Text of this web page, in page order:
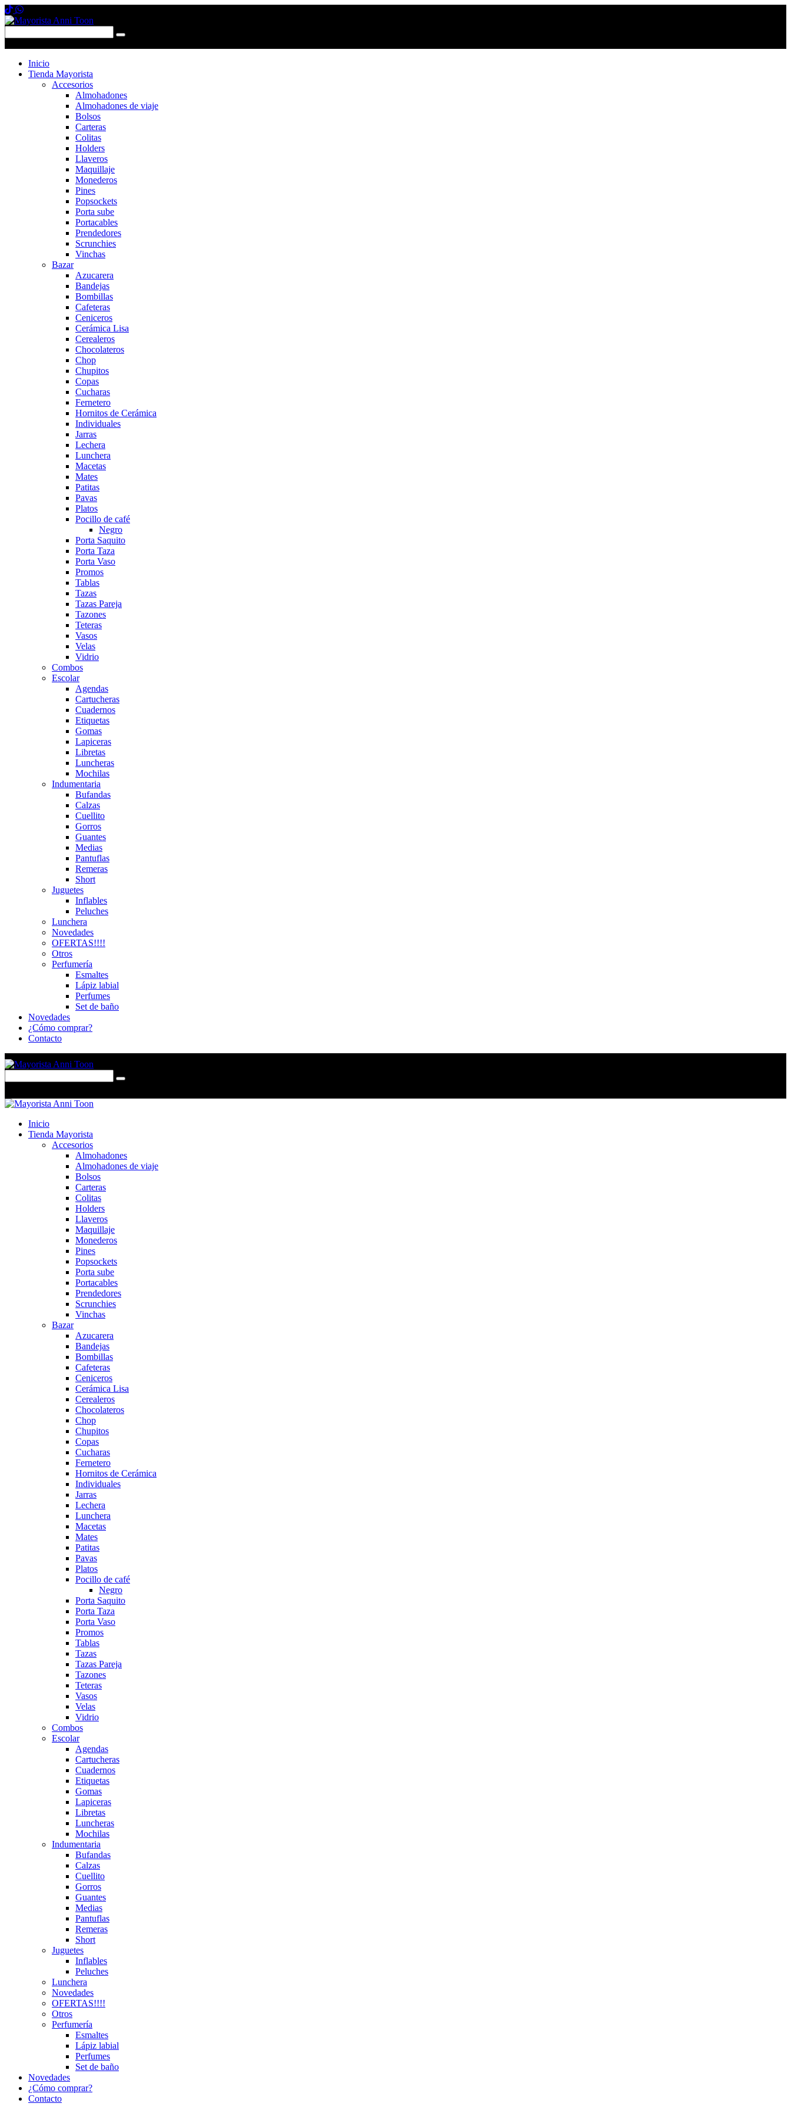
Inicio
Tienda Mayorista
Accesorios
Almohadones
Almohadones de viaje
Bolsos
Carteras
Colitas
Holders
Llaveros
Maquillaje
Monederos
Pines
Popsockets
Porta sube
Portacables
Prendedores
Scrunchies
Vinchas
Bazar
Azucarera
Bandejas
Bombillas
Cafeteras
Ceniceros
Cerámica Lisa
Cerealeros
Chocolateros
Chop
Chupitos
Copas
Cucharas
Fernetero
Hornitos de Cerámica
Individuales
Jarras
Lechera
Lunchera
Macetas
Mates
Patitas
Pavas
Platos
Pocillo de café
Negro
Porta Saquito
Porta Taza
Porta Vaso
Promos
Tablas
Tazas
Tazas Pareja
Tazones
Teteras
Vasos
Velas
Vidrio
Combos
Escolar
Agendas
Cartucheras
Cuadernos
Etiquetas
Gomas
Lapiceras
Libretas
Luncheras
Mochilas
Indumentaria
Bufandas
Calzas
Cuellito
Gorros
Guantes
Medias
Pantuflas
Remeras
Short
Juguetes
Inflables
Peluches
Lunchera
Novedades
OFERTAS!!!!
Otros
Perfumería
Esmaltes
Lápiz labial
Perfumes
Set de baño
Novedades
¿Cómo comprar?
Contacto
Inicio
Tienda Mayorista
Accesorios
Almohadones
Almohadones de viaje
Bolsos
Carteras
Colitas
Holders
Llaveros
Maquillaje
Monederos
Pines
Popsockets
Porta sube
Portacables
Prendedores
Scrunchies
Vinchas
Bazar
Azucarera
Bandejas
Bombillas
Cafeteras
Ceniceros
Cerámica Lisa
Cerealeros
Chocolateros
Chop
Chupitos
Copas
Cucharas
Fernetero
Hornitos de Cerámica
Individuales
Jarras
Lechera
Lunchera
Macetas
Mates
Patitas
Pavas
Platos
Pocillo de café
Negro
Porta Saquito
Porta Taza
Porta Vaso
Promos
Tablas
Tazas
Tazas Pareja
Tazones
Teteras
Vasos
Velas
Vidrio
Combos
Escolar
Agendas
Cartucheras
Cuadernos
Etiquetas
Gomas
Lapiceras
Libretas
Luncheras
Mochilas
Indumentaria
Bufandas
Calzas
Cuellito
Gorros
Guantes
Medias
Pantuflas
Remeras
Short
Juguetes
Inflables
Peluches
Lunchera
Novedades
OFERTAS!!!!
Otros
Perfumería
Esmaltes
Lápiz labial
Perfumes
Set de baño
Novedades
¿Cómo comprar?
Contacto